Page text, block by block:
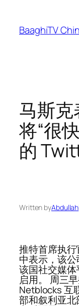
content
BaaghiTV
马斯
将“很
的
Written byAbdullah
推特首席执
中表示，该公
该国社交媒体
启用。 周三
Netblocks 互
部和叙利亚